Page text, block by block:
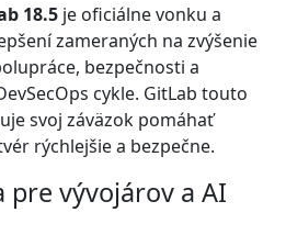
18.5 je oficiálne vonku a
zameraných na zvýšenie
bezpečnosti a
cykle. GitLab touto
svoj záväzok pomáhať
rýchlejšie a bezpečne.
pre vývojárov a AI